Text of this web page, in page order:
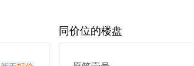
同价位的楼盘